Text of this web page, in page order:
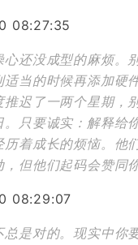
08:27:35
心还没成型的麻烦。
适当的时候再添加硬
推迟了一两个星期，
。只要诚实：解释给
历着成长的烦恼。他
，但他们起码会赞同
08:29:07
总是对的。现实中你